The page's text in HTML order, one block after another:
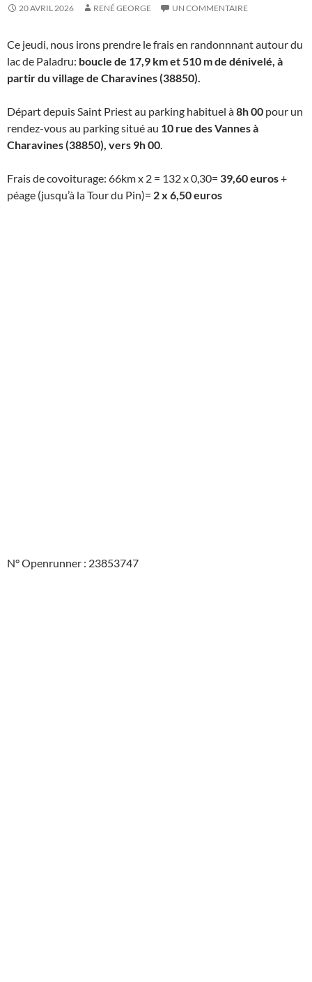
20 AVRIL 2026 RENÉ GEORGE UN COMMENTAIRE
Ce jeudi, nous irons prendre le frais en randonnnant autour du
lac de Paladru: boucle de 17,9 km et 510 m de dénivelé, à
partir du village de Charavines (38850).
Départ depuis Saint Priest au parking habituel à8h 00 pour un
rendez-vous au parking situé au 10 rue des Vannes à
Charavines (38850), vers 9h 00
Frais de covoiturage: 66km x 2 = 132 x 0,30= 39,60 euros+
péage (jusqu’à la Tour du Pin)= 2 x 6,50 euros
N° Openrunner : 23853747